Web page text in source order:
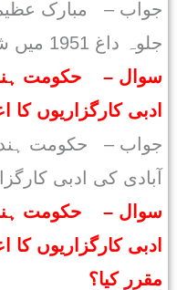
جواب – مبارک
جلوہ داغ 1951 میں شائع ہوا تھا
سوال – حکومت ہند
ادبی کارگزاریوں کا
آبادی کی ادبی
سوال – حکومت ہند
ادبی کارگزاریوں کا
مقرر کیا؟